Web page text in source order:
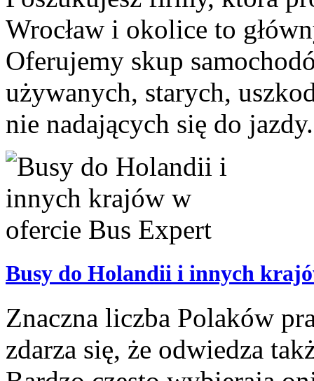
Wrocław i okolice to
Oferujemy skup
używanych, starych,
nie nadających się do
Busy do Holandii i innych
Znaczna liczba Polaków
zdarza się, że odwiedza